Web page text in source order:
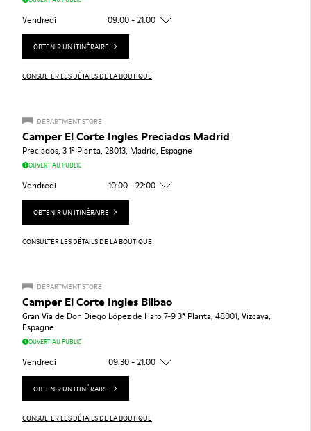
Vendredi 09:00 - 21:00
OBTENIR UN ITINÉRAIRE
CONSULTER LES DÉTAILS DE LA BOUTIQUE
DEPARTMENT STORE
Camper El Corte Ingles Preciados Madrid
Preciados, 3 1ª Planta, 28013, Madrid, Espagne
OUVERT AU PUBLIC
Vendredi 10:00 - 22:00
OBTENIR UN ITINÉRAIRE
CONSULTER LES DÉTAILS DE LA BOUTIQUE
DEPARTMENT STORE
Camper El Corte Ingles Bilbao
Gran Vía de Don Diego López de Haro 7-9 3ª Planta, 48001, Vizcaya,
Espagne
OUVERT AU PUBLIC
Vendredi 09:30 - 21:00
OBTENIR UN ITINÉRAIRE
CONSULTER LES DÉTAILS DE LA BOUTIQUE